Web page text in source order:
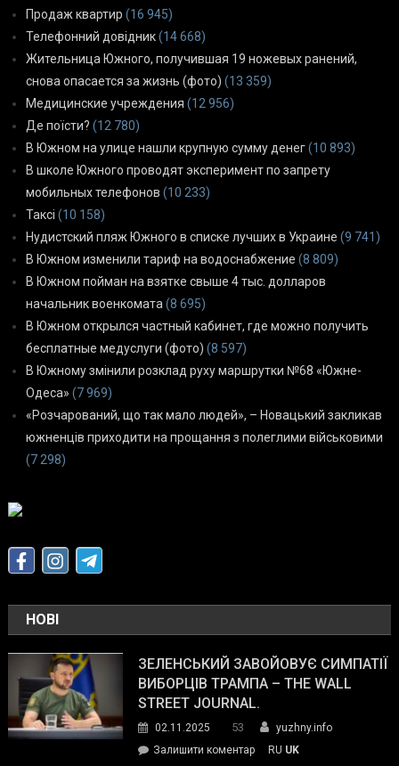
Продаж квартир (16 945)
Телефонний довідник(14 668)
Жительница Южного, получившая 19 ножевых ранений,
снова опасается за жизнь (фото) (13 359)
Медицинские учреждения (12 956)
Де поїсти? (12 780)
В Южном на улице нашли крупную сумму денег(10 893)
В школе Южного проводят эксперимент по запрету
мобильных телефонов (10 233)
Таксі (10 158)
Нудистский пляж Южного в списке лучших в Украине (9 741)
В Южном изменили тариф на водоснабжение (8 809)
В Южном пойман на взятке свыше 4 тыс. долларов
начальник военкомата (8 695)
В Южном открылся частный кабинет, где можно получить
бесплатные медуслуги (фото) (8 597)
В Южному змінили розклад руху маршрутки №68 «Южне-
Одеса» (7 969)
«Розчарований, що так мало людей», – Новацький закликав
южненців приходити на прощання з полеглими військовими
(7 298)
НОВІ
ЗЕЛЕНСЬКИЙ ЗАВОЙОВУЄ СИМПАТІЇ
ВИБОРЦІВ ТРАМПА – THE WALL
STREET JOURNAL.
02.11.2025 53
yuzhny.info
Залишити коментарon
RU UK